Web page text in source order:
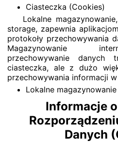
Ciasteczka (Cookies)
Lokalne
storage, zapewnia
protokoły przechowywania
Magazynowanie
przechowywanie danych
ciasteczka, ale z dużo
przechowywania informacji w
Lokalne magazynowanie
Informacje
Danych